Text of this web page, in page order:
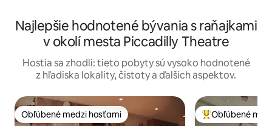
Najlepšie hodnotené bývania s raňajkami
v okolí mesta Piccadilly Theatre
Hostia sa zhodli: tieto pobyty sú vysoko hodnotené
z hľadiska lokality, čistoty a ďalších aspektov.
Obľúbené medzi hosťami
Obľúbené medzi hosťami Najobľúbenejšie
Obľúbené